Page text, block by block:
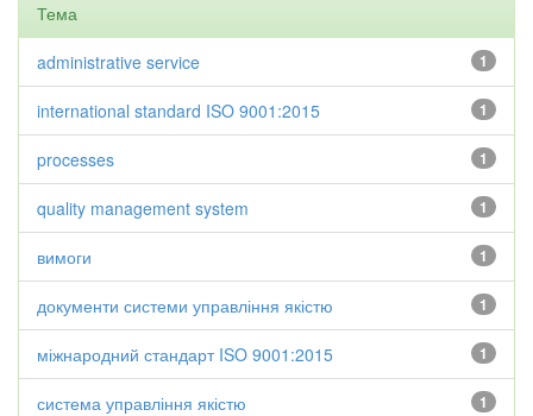
Тема
1
administrative service
1
international standard ISO 9001:2015
1
processes
1
quality management system
1
вимоги
1
документи системи управління якістю
1
міжнародний стандарт ISO 9001:2015
1
система управління якістю